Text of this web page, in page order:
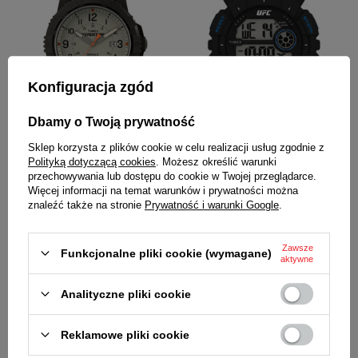
Expedition North Ridge
439,00 zł/1szt.
obniżką:494,00 zł/1szt.-11%
Cena regularna:
549,00 zł/1szt.-20%
młodzieżowy
239,00 zł/1szt.
obniżką:259,00 zł/1szt.-7%
Cena regularna:
389,00 zł/1szt.-39%
Konfiguracja zgód
Dbamy o Twoją prywatność
Sklep korzysta z plików cookie w celu realizacji usług zgodnie z
Polityką dotyczącą cookies . Możesz określić warunki
przechowywania lub dostępu do cookie w Twojej przeglądarce.
Więcej informacji na temat warunków i prywatności można
znaleźć także na stronie Prywatność i warunki Google
Funkcjonalne pliki cookie (wymagane)
Zawsze
aktywne
Analityczne pliki cookie
Reklamowe pliki cookie